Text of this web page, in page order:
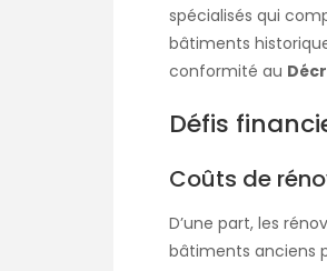
spécialisés qui
bâtiments
conformité au
Défis
Coûts de
D’une part, les
bâtiments anciens